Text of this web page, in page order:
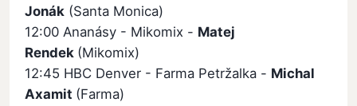
Jonák (Santa Monica)
12:00 Ananásy - Mikomix - Matej
Rendek (Mikomix)
12:45 HBC Denver - Farma Petržalka - Michal
Axamit (Farma)